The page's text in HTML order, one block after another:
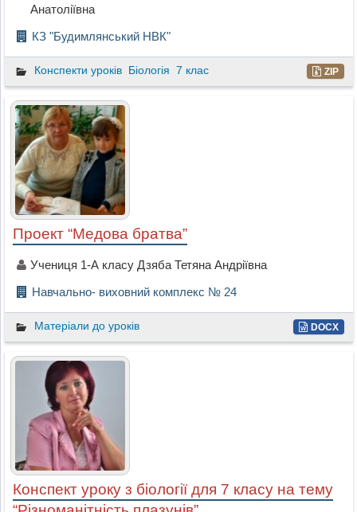
Анатоліївна
КЗ "Будимлянський НВК"
Конспекти уроків Біологія 7 клас ZIP
Проект “Медова братва”
Учениця 1-А класу Дзяба Тетяна Андріївна
Навчально- виховний комплекс № 24
Матеріали до уроків DOCX
Конспект уроку з біології для 7 класу на тему